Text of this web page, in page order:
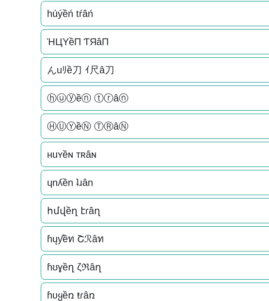
húýềń tŕâń
ΉЦYềП ƬЯâП
んuﾘề刀 ｲ尺â刀
ⓗⓤⓨềⓝ ⓣⓡâⓝ
ⒽⓊⓎềⓃ ⓉⓇâⓃ
нuʏềɴ тʀâɴ
ɥnʎền ʇɹân
հմվềղ էɾâղ
ɦųƴềท Շℛâท
ɦʊɣềղ ζℜâղ
ɦυყềռ ŧɾâռ